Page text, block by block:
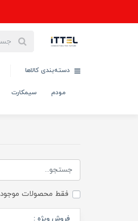
دسته‌بندی کالاها
مودم سیمکارت
فقط محصولات موجود
فروش ویژه :